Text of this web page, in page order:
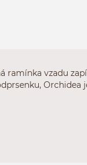
ramínka vzadu
Orchidea